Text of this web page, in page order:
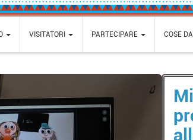
VISITATORI PARTECIPARE COSE